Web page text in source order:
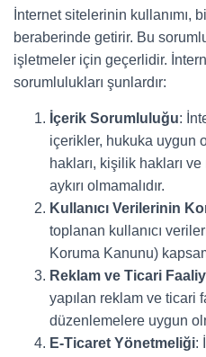
İnternet sitelerinin kullanımı,
beraberinde getirir. Bu
işletmeler için geçerlidir.
sorumlulukları şunlardır:
İçerik Sorumluluğu:
içerikler, hukuka uygun
hakları, kişilik hakları
aykırı olmamalıdır.
Kullanıcı Verilerinin
toplanan kullanıcı
Koruma Kanunu)
Reklam ve Ticari
yapılan reklam ve ticari
düzenlemelere uygun
E-Ticaret Yönetmeliği: